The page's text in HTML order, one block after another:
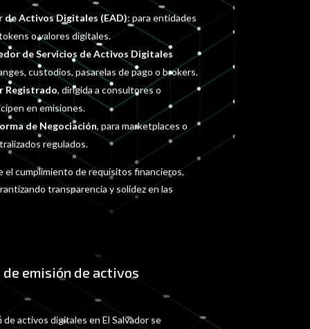
de Activos Digitales (EAD): para entidades
o valores digitales.
de Servicios de Activos Digitales
custodios, pasarelas de pago o brokers.
Registrado, dirigida a consultores o
en emisiones.
de Negociación, para marketplaces o
regulados.
el cumplimiento de requisitos financieros,
transparencia y solidez en las
emisión de activos
de activos digitales en El Salvador se